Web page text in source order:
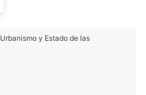
Urbanismo y Estado de las